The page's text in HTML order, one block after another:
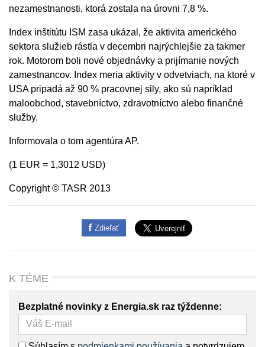
nezamestnanosti, ktorá zostala na úrovni 7,8 %.
Index inštitútu ISM zasa ukázal, že aktivita amerického
sektora služieb rástla v decembri najrýchlejšie za takmer
rok. Motorom boli nové objednávky a prijímanie nových
zamestnancov. Index meria aktivity v odvetviach, na ktoré v
USA pripadá až 90 % pracovnej sily, ako sú napríklad
maloobchod, stavebníctvo, zdravotníctvo alebo finančné
služby.
Informovala o tom agentúra AP.
(1 EUR = 1,3012 USD)
Copyright © TASR 2013
Zdieľať
K TÉME
Bezplatné novinky z Energia.sk raz týždenne: